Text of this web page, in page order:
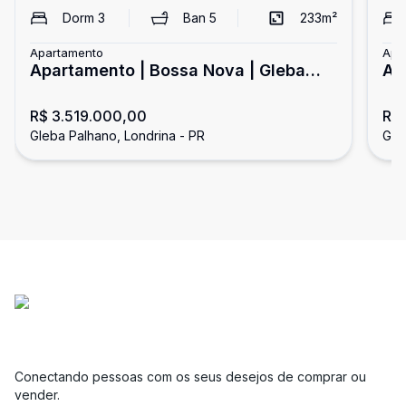
Dorm 3 Ban5 233m²
Apartamento
Apartamento | Bossa Nova | Gleba
R$ 3.519.000,00
Gleba Palhano, Londrina - PR
Conectando pessoas com os seus desejos de comprar ou
vender.